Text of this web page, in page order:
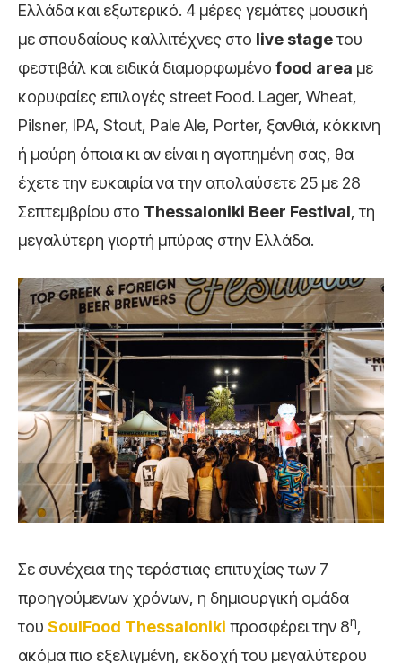
Ελλάδα και εξωτερικό. 4 μέρες γεμάτες μουσική
με σπουδαίους καλλιτέχνες στο live stageτου
φεστιβάλ και ειδικά διαμορφωμένο food area με
κορυφαίες επιλογές street Food. Lager, Wheat,
Pilsner, IPA, Stout, Pale Ale, Porter, ξανθιά, κόκκινη
ή μαύρη όποια κι αν είναι η αγαπημένη σας, θα
έχετε την ευκαιρία να την απολαύσετε 25 με 28
Σεπτεμβρίου στο Thessaloniki Beer Festival, τη
μεγαλύτερη γιορτή μπύρας στην Ελλάδα.
Σε συνέχεια της τεράστιας επιτυχίας των 7
προηγούμενων χρόνων, η δημιουργική ομάδα
του SoulFood Thessaloniki προσφέρει την 8η,
ακόμα πιο εξελιγμένη, εκδοχή του μεγαλύτερου